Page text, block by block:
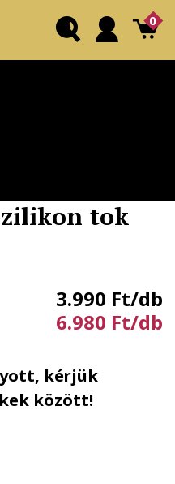
0
tok
3.990 Ft/db
6.980 Ft/db
kérjük
között!